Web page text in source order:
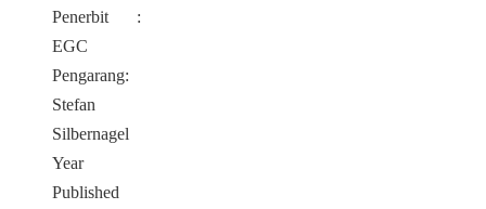
Penerbit :
EGC
Pengarang:
Stefan
Silbernagel
Year
Published